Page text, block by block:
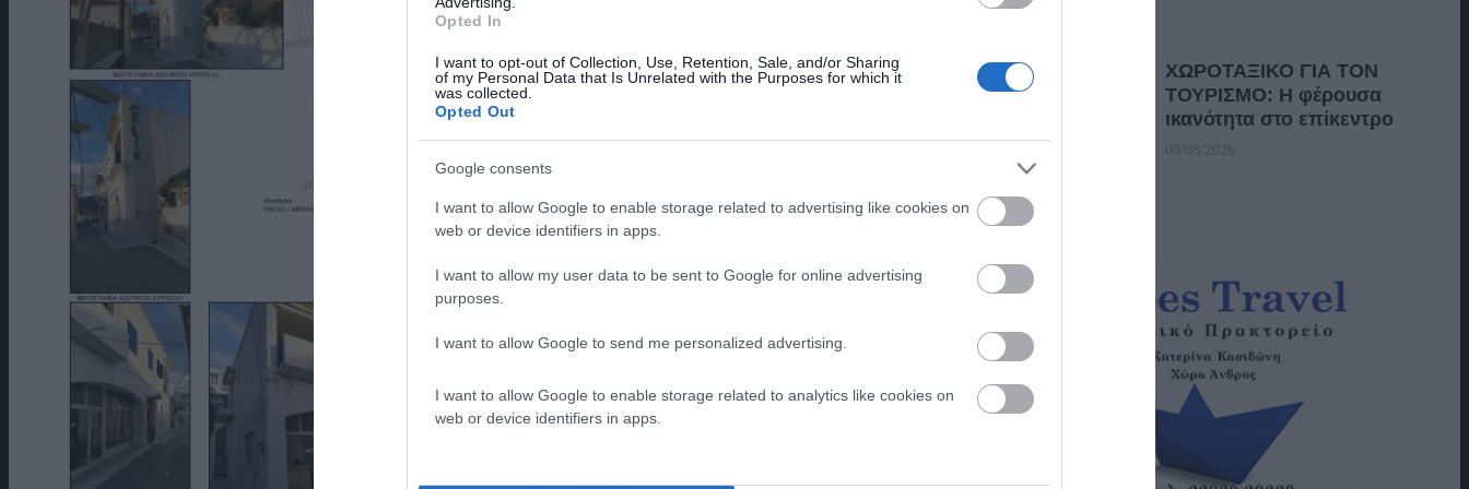
Opted In
I want to opt-out of Collection, Use, Retention, Sale, and/or Sharing
of my Personal Data that Is Unrelated with the Purposes for which it
was collected.
Opted Out
Google consents
I want to allow Google to enable storage related to advertising like cookies on
web or device identifiers in apps.
I want to allow my user data to be sent to Google for online advertising
purposes.
I want to allow Google to send me personalized advertising.
I want to allow Google to enable storage related to analytics like cookies on
web or device identifiers in apps.
ΧΩΡΟΤΑΞΙΚΟ ΓΙΑ ΤΟΝ
ΤΟΥΡΙΣΜΟ: Η φέρουσα
ικανότητα στο επίκεντρο
08/08/2026